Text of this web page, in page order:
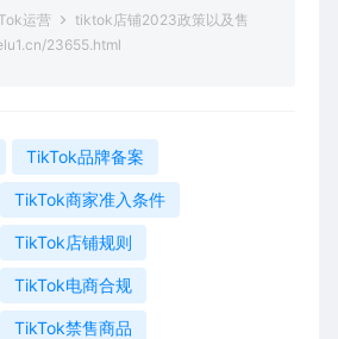
运营
tiktok店铺2023政策以及售
23655.html
TikTok品牌备案
TikTok商家准入条件
TikTok店铺规则
TikTok电商合规
TikTok禁售商品